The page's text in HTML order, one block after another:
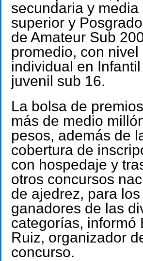
secundaria y media
superior y
de Amateur Sub
promedio, con nivel
individual en
juvenil sub 16.
La bolsa de
más de medio
pesos, además de
cobertura de
con hospedaje y
otros concursos
de ajedrez, para los
ganadores de las
categorías, informó
Ruiz, organizador
concurso.